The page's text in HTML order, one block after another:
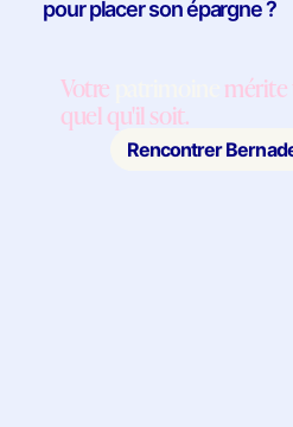
pour placer son épargne ?
Votre
mérite
quel qu'il soit.
Rencontrer